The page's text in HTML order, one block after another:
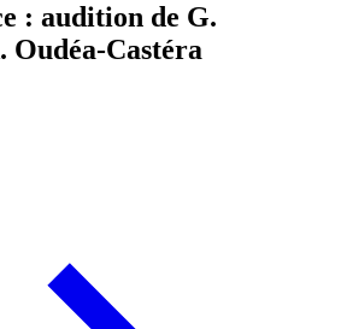
: audition de G.
Oudéa-Castéra